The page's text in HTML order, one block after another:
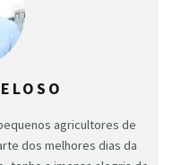
agricultores de
dos melhores dias da